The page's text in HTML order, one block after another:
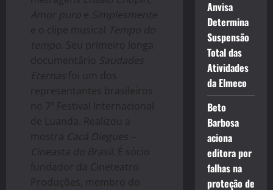
Amor puro e Simplesmente
e o clipe musical
Tempo do
tempo . Seu primeiro longa
documentário Saudades
Eternas foi um dos
representantes brasileiros
no 7º Festival Internacional
de Luanda. Realizou a
mostra Cacá Diegues –
Cineasta do Brasil. É sócio
fundador da Cineteatro
Produções, membro do
Anvisa
Determina
Suspensão
Total das
Atividades
da Elmeco
Beto
Barbosa
aciona
editora por
falhas na
proteção de